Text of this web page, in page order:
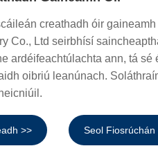
creathadh óir
Co., Ltd seirbhísí
ardéifeachtúlachta ann, tá
oibriú leanúnach.
>> Seol Fiosrúchán